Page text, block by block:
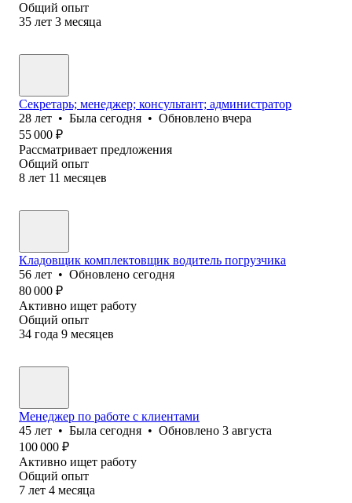
Общий опыт
35 лет 3 месяца
Секретарь; менеджер; консультант; администратор
28 лет • Была сегодня • Обновлено вчера
55 000 ₽
Рассматривает предложения
Общий опыт
8 лет 11 месяцев
Кладовщик комплектовщик водитель погрузчика
56 лет • Обновлено сегодня
80 000 ₽
Активно ищет работу
Общий опыт
34 года 9 месяцев
Менеджер по работе с клиентами
45 лет • Была сегодня • Обновлено 3 августа
100 000 ₽
Активно ищет работу
Общий опыт
7 лет 4 месяца